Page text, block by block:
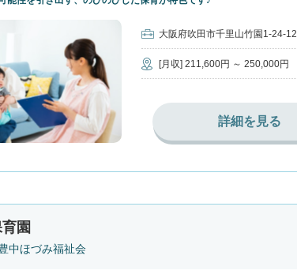
大阪府吹田市千里山竹園1-24-12
[月収] 211,600円 ～ 250,000円
詳細を見る
園
中ほづみ福祉会